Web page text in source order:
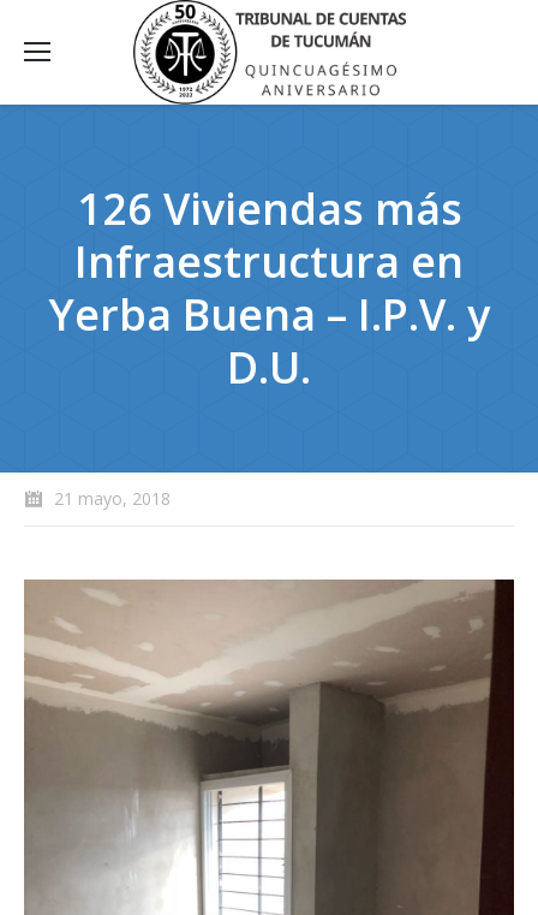
126 Viviendas más
Infraestructura en
Yerba Buena – I.P.V. y
D.U.
21 mayo, 2018